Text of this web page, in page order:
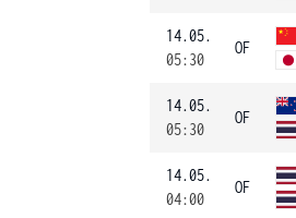
14.05.
05:30
OF
14.05.
05:30
OF
14.05.
04:00
OF